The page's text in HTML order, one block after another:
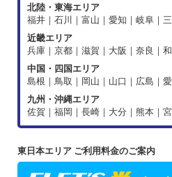
北陸・東海エリア
福井｜石川｜富山｜愛知｜岐阜｜
近畿エリア
兵庫｜京都｜滋賀｜大阪｜奈良｜
中国・四国エリア
島根｜鳥取｜岡山｜山口｜広島｜
九州・沖縄エリア
佐賀｜福岡｜長崎｜大分｜熊本｜
東日本エリア ご利用料金のご案内